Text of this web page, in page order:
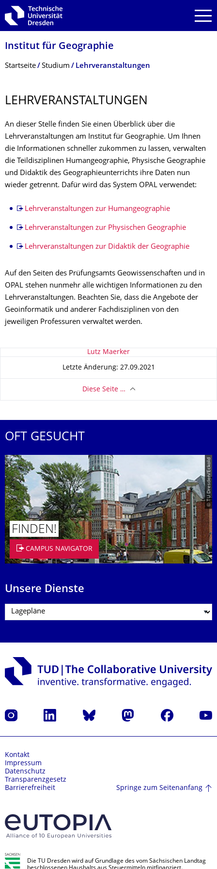
Zur Hauptnavigation springen
Zur Suche springen
Zum Inhalt springen
Institut für Geographie
Breadcrumb-Menü
Startseite Studium Lehrveranstaltungen
LEHRVERANSTAL­TUNGEN
An dieser Stelle finden Sie einen Überblick über die
Lehrveranstaltungen am Institut für Geographie. Um Ihnen
die Informationen schneller zukommen zu lassen, verwalten
die Teildisziplinen Humangeographie, Physische Geographie
und Didaktik des Geographieunterrichts ihre Daten nun
wieder getrennt. Dafür wird das System OPAL verwendet:
Lehrveranstaltungen zur Humangeographie
Lehrveranstaltungen zur Physischen Geographie
Lehrveranstaltungen zur Didaktik der Geographie
Auf den Seiten des Prüfungsamts Geowissenschaften und in
OPAL stehen nunmehr alle wichtigen Informationen zu den
Lehrveranstaltungen. Beachten Sie, dass die Angebote der
Geoinformatik und anderer Fachdisziplinen von den
jeweiligen Professuren verwaltet werden.
Zu dieser Seite Lutz Maerker
Letzte Änderung: 27.09.2021
Diese Seite …
OFT GESUCHT
© TU Dresden/Eckold
FINDEN!
CAMPUS NAVIGATOR
Unsere Dienste
Instagram LinkedIn Bluesky Mastodon Facebook
Kontakt
Impressum
Datenschutz
Transparenzgesetz
Barrierefreiheit
Springe zum Seitenanfang
Die TU Dresden wird auf Grundlage des vom Sächsischen Landtag